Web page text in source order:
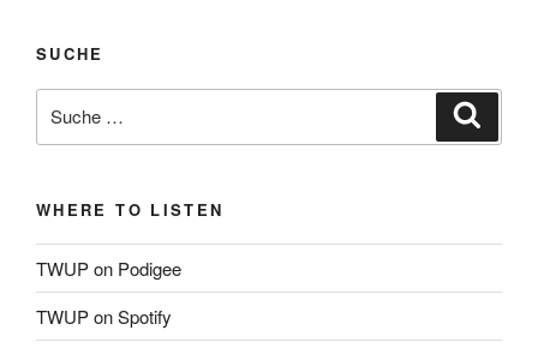
SUCHE
nach:
WHERE TO LISTEN
TWUP on Podigee
TWUP on Spotify